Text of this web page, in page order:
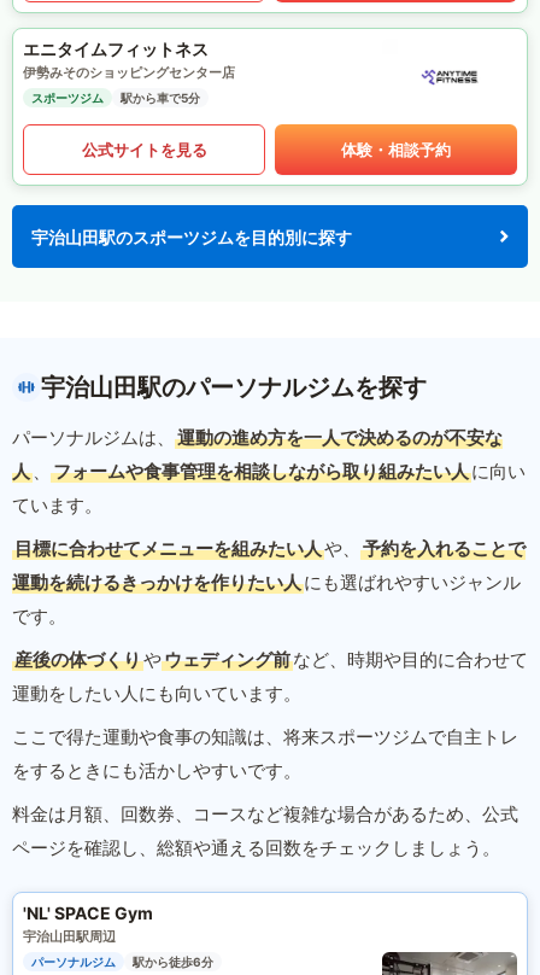
エニタイムフィットネス
伊勢みそのショッピングセンター店
スポーツジム 駅から車で5分
公式サイトを見る 体験・相談予約
宇治山田駅のスポーツジムを目的別に探す
宇治山田駅のパーソナルジムを探す
パーソナルジムは、
運動の進め方を一人で決めるのが不安な
人 、 フォームや食事管理を相談しながら取り組みたい人に向い
ています。
目標に合わせてメニューを組みたい人や、
予約を入れることで
運動を続けるきっかけを作りたい人にも選ばれやすいジャンル
です。
産後の体づくりやウェディング前など、時期や目的に合わせて
運動をしたい人にも向いています。
ここで得た運動や食事の知識は、将来スポーツジムで自主トレ
をするときにも活かしやすいです。
料金は月額、回数券、コースなど複雑な場合があるため、公式
ページを確認し、総額や通える回数をチェックしましょう。
'NL' SPACE Gym
宇治山田駅周辺
パーソナルジム 駅から徒歩6分